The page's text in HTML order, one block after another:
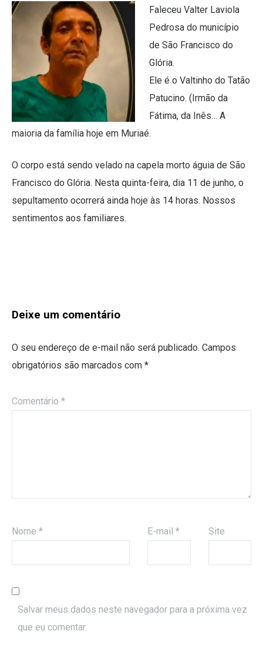
Faleceu Valter Laviola
Pedrosa do município
de São Francisco do
Glória.
Ele é o Valtinho do Tatão
Patucino. (Irmão da
Fátima, da Inês… A
maioria da família hoje em Muriaé.
O corpo está sendo velado na capela morto águia de São
Francisco do Glória. Nesta quinta-feira, dia 11 de junho, o
sepultamento ocorrerá ainda hoje às 14 horas. Nossos
sentimentos aos familiares.
Deixe um comentário
O seu endereço de e-mail não será publicado. Campos
obrigatórios são marcados com *
Comentário *
Nome * E-mail * Site
Salvar meus dados neste navegador para a próxima vez
que eu comentar.